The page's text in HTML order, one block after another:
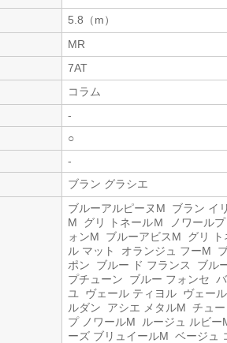
5.8（m）
MR
7AT
コラム
-
○
-
ブラン グラシエ
ブルーアルピーヌM ブラン イ
M グリ トネールＭ ノワールプ
ォンM ブルーアビスM グリ ト
ル マット オランジュ フーM
ポン ブルー ド フランス ブル
プチューン ブルー フォンセ
ユ ヴェール ティヨル ヴェー
ルダン アシエ メタルM チュー
プ ノワールM ルージュ ルビ
ーズ ブリュイールM ベージュ